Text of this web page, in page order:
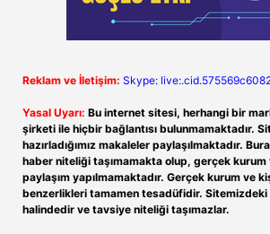
Reklam ve İletişim: Skype:
Yasal Uyarı: Bu internet sitesi, herhangi bir
şirketi ile hiçbir bağlantısı bulunmamaktadır.
hazırladığımız makaleler paylaşılmaktadır.
haber niteliği taşımamakta olup, gerçek kurum
paylaşım yapılmamaktadır. Gerçek kurum ve
benzerlikleri tamamen tesadüfidir.
halindedir ve tavsiye niteliği taşımazlar.